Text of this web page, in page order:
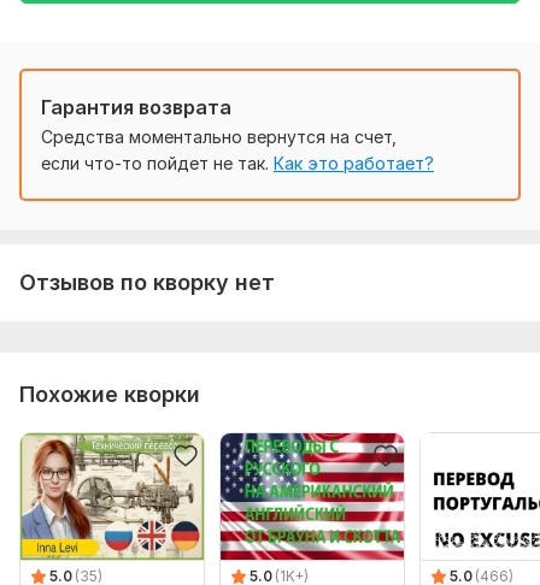
Гарантия возврата
Средства моментально вернутся на счет,
если что-то пойдет не так. Как это работает?
Отзывов по кворку нет
Похожие кворки
5.0 (35)
5.0 (1K+)
5.0 (466)